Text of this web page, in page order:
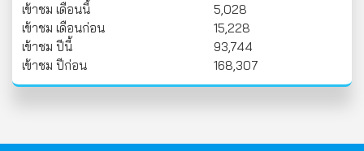
เข้าชม เดือนนี้
5,028
เข้าชม เดือนก่อน
15,228
เข้าชม ปีนี้
93,744
เข้าชม ปีก่อน
168,307